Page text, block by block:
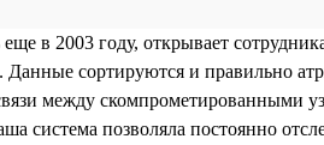
в 2003 году, открывает
сортируются и правильно
между скомпрометированными
система позволяла постоянно